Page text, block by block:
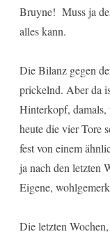
Bruyne! Muss ja
alles kann.
Die Bilanz gegen
prickelnd. Aber da
Hinterkopf,
heute die vier Tore
fest von einem
ja nach den letzten
Eigene,
Die letzten